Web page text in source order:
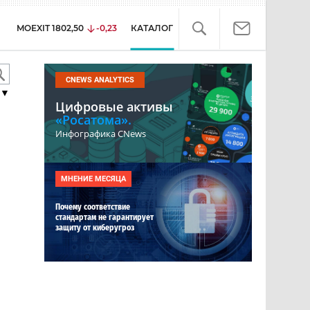
MOEXIT 1802,50 -0,23 КАТАЛОГ
CNEWS ANALYTICS
Цифровые активы
«Росатома».
Инфографика CNews
МНЕНИЕ МЕСЯЦА
Почему соответствие
стандартам не гарантирует
защиту от киберугроз